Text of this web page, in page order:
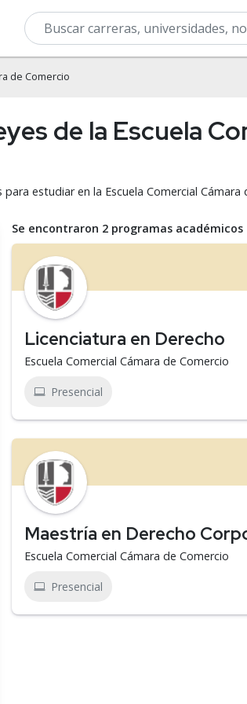
de Comercio
de la Escuela
estudiar en la Escuela Comercial Cámara
Se encontraron 2 programas académicos
Licenciatura en Derecho
Escuela Comercial Cámara de Comercio
Presencial
Maestría en Derecho
Escuela Comercial Cámara de Comercio
Presencial